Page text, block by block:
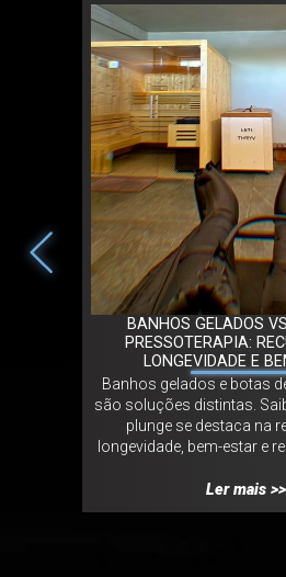
BANHOS GELADOS
PRESSOTERAPIA:
LONGEVIDADE E
Banhos gelados e botas
são soluções distintas.
plunge se destaca na
longevidade, bem-estar e
Ler mais >>